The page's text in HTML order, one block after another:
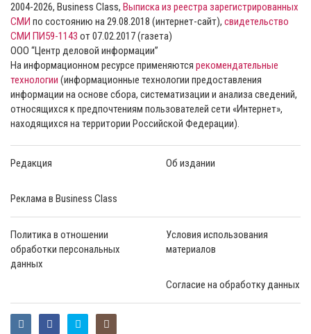
2004-2026, Business Class, Выписка из реестра зарегистрированных
СМИ по состоянию на 29.08.2018 (интернет-сайт), свидетельство
СМИ ПИ59-1143 от 07.02.2017 (газета)
ООО “Центр деловой информации”
На информационном ресурсе применяются рекомендательные
технологии (информационные технологии предоставления
информации на основе сбора, систематизации и анализа сведений,
относящихся к предпочтениям пользователей сети «Интернет»,
находящихся на территории Российской Федерации).
Редакция Об издании
Реклама в Business Class
Политика в отношении
обработки персональных
данных
Условия использования
материалов
Согласие на обработку данных